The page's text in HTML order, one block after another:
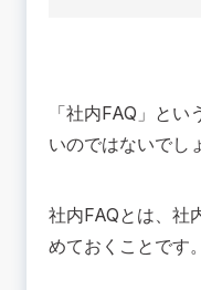
社内問い合わせの
従業員は365日24
🟢社内FAQの作り
社内の事前調査を
「社内FAQ」と
いのではないでし
社内FAQとは、社
めておくことです。